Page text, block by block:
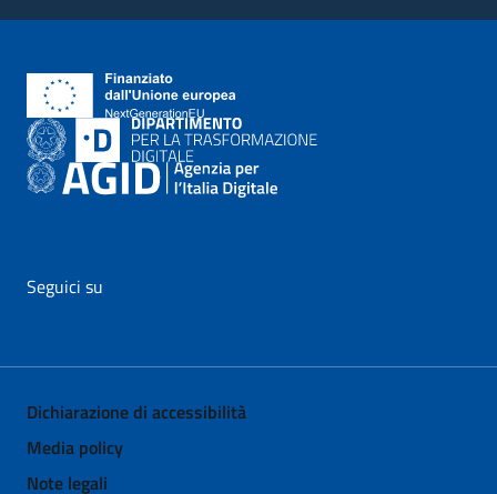
Seguici su
Dichiarazione di accessibilità
Media policy
Note legali